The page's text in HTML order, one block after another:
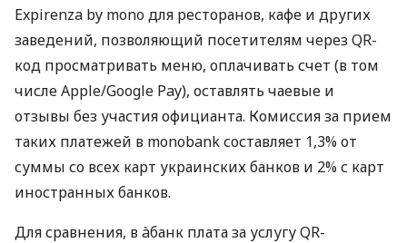
Expirenza by mono для ресторанов, кафе и других
заведений, позволяющий посетителям через QR-
код просматривать меню, оплачивать счет (в том
числе Apple/Google Pay), оставлять чаевые и
отзывы без участия официанта. Комиссия за прием
таких платежей в monobank составляет 1,3% от
суммы со всех карт украинских банков и 2% с карт
иностранных банков.
Для сравнения, в àбанк плата за услугу QR-